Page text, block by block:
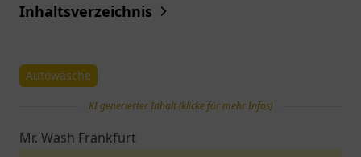
Inhaltsverzeichnis
Autowäsche
KI generierter Inhalt (klicke für mehr Infos)
Mr. Wash Frankfurt